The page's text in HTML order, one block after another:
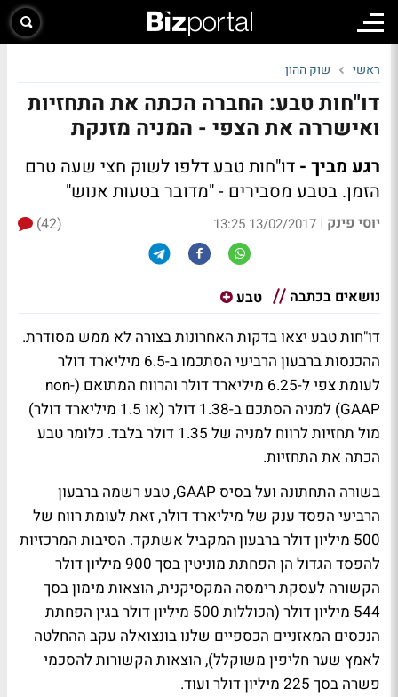
ראשי שוק ההון
דו"חות טבע: החברה הכתה את התחזיות
ואישררה את הצפי - המניה מזנקת
רגע מביך - דו"חות טבע דלפו לשוק חצי שעה טרם
הזמן. בטבע מסבירים - "מדובר בטעות אנוש"
יוסי פינק |
13/02/2017 13:25
(42)
נושאים בכתבה טבע
דו"חות טבע יצאו בדקות האחרונות בצורה לא ממש מסודרת.
ההכנסות ברבעון הרביעי הסתכמו ב-6.5 מיליארד דולר
לעומת צפי ל-6.25 מיליארד דולר והרווח המתואם (non-
GAAP) למניה הסתכם ב-1.38 דולר (או 1.5 מיליארד דולר)
מול תחזיות לרווח למניה של 1.35 דולר בלבד. כלומר טבע
הכתה את התחזיות.
בשורה התחתונה ועל בסיס GAAP, טבע רשמה ברבעון
הרביעי הפסד ענק של מיליארד דולר, זאת לעומת רווח של
500 מיליון דולר ברבעון המקביל אשתקד. הסיבות המרכזיות
להפסד הגדול הן הפחתת מוניטין בסך 900 מיליון דולר
הקשורה לעסקת רימסה המקסיקנית, הוצאות מימון בסך
544 מיליון דולר (הכוללות 500 מיליון דולר בגין הפחתת
הנכסים המאזניים הכספיים שלנו בונצואלה עקב ההחלטה
לאמץ שער חליפין משוקלל), הוצאות הקשורות להסכמי
פשרה בסך 225 מיליון דולר ועוד.